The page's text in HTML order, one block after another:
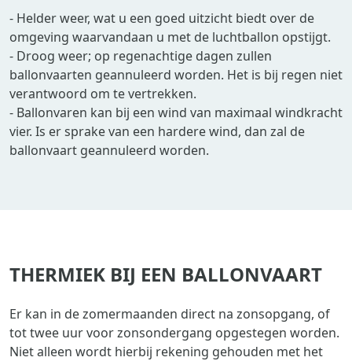
- Helder weer, wat u een goed uitzicht biedt over de
omgeving waarvandaan u met de luchtballon opstijgt.
- Droog weer; op regenachtige dagen zullen
ballonvaarten geannuleerd worden. Het is bij regen niet
verantwoord om te vertrekken.
- Ballonvaren kan bij een wind van maximaal windkracht
vier. Is er sprake van een hardere wind, dan zal de
ballonvaart geannuleerd worden.
THERMIEK BIJ EEN BALLONVAART
Er kan in de zomermaanden direct na zonsopgang, of
tot twee uur voor zonsondergang opgestegen worden.
Niet alleen wordt hierbij rekening gehouden met het